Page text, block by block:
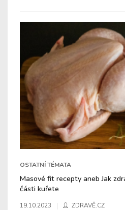
OSTATNÍ TÉMATA
Masové fit recepty aneb Jak
části kuřete
19.10.2023 ZDRAVĚ.CZ